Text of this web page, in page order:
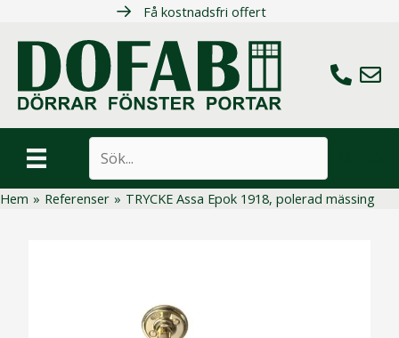
innehåll
Få kostnadsfri offert
Ring oss
Maila
Hem » Referenser » TRYCKE Assa Epok 1918, polerad mässing